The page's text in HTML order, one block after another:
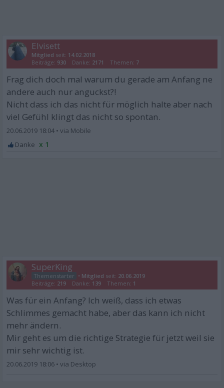
Elvisett
Mitglied seit: 14.02.2018
Beiträge: 930 Danke: 2171 Themen: 7
Frag dich doch mal warum du gerade am Anfang ne
andere auch nur anguckst?!
Nicht dass ich das nicht für möglich halte aber nach
viel Gefühl klingt das nicht so spontan.
20.06.2019 18:04 •
x 1
SuperKing
• Mitglied seit: 20.06.2019
Beiträge: 219 Danke: 139 Themen: 1
Was für ein Anfang? Ich weiß, dass ich etwas
Schlimmes gemacht habe, aber das kann ich nicht
mehr ändern.
Mir geht es um die richtige Strategie für jetzt weil sie
mir sehr wichtig ist.
20.06.2019 18:06 •